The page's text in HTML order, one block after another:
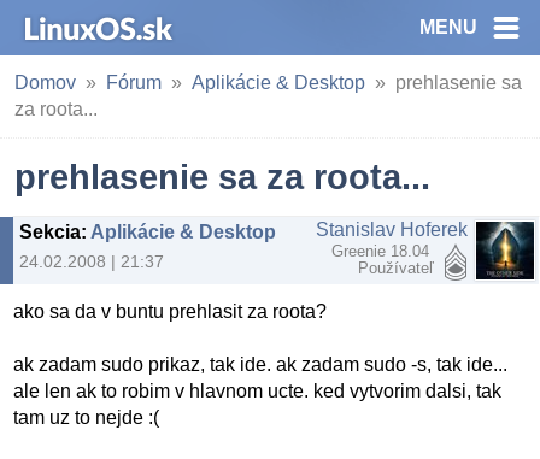
MENU
Domov Fórum Aplikácie & Desktop
prehlasenie sa
za roota...
prehlasenie sa za roota...
Sekcia: Aplikácie & Desktop
24.02.2008 | 21:37
Stanislav Hoferek
Greenie 18.04
Používateľ
ako sa da v buntu prehlasit za roota?
ak zadam sudo prikaz, tak ide. ak zadam sudo -s, tak ide...
ale len ak to robim v hlavnom ucte. ked vytvorim dalsi, tak
tam uz to nejde :(